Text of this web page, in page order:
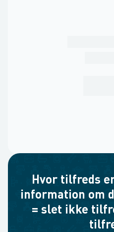
Hvor tilfreds
information om
= slet ikke